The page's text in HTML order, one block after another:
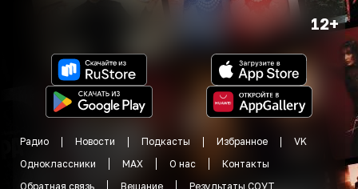
12+
Радио Новости Подкасты Избранное
VK
Одноклассники
MAX О нас
Контакты
Обратная связь
Вещание
Результаты СОУТ